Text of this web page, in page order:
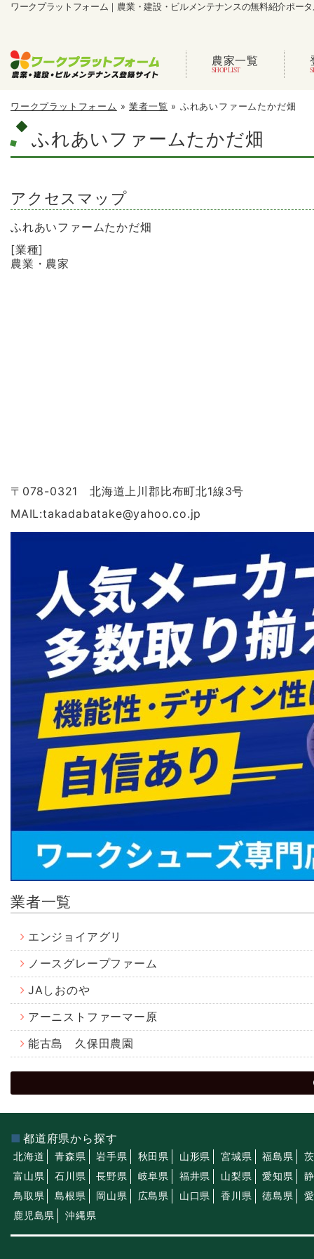
ワークプラットフォーム｜農業・建設・ビルメンテナンスの無料紹介ポー
農家一覧
ワークプラットフォーム »業者一覧 » ふれあいファームたかだ畑
ふれあいファームたかだ畑
アクセスマップ
ふれあいファームたかだ畑
[業種]
農業・農家
〒078-0321 北海道上川郡比布町北1線3号
MAIL:takadabatake@yahoo.co.jp
業者一覧
エンジョイアグリ
ノースグレープファーム
JAしおのや
アーニストファーマー原
能古島 久保田農園
都道府県から探す
北海道 青森県 岩手県 秋田県 山形県 宮城県 福島県
富山県
石川県 長野県 岐阜県 福井県 山梨県 愛知県
鳥取県
島根県 岡山県 広島県 山口県 香川県 徳島県
鹿児島県
沖縄県